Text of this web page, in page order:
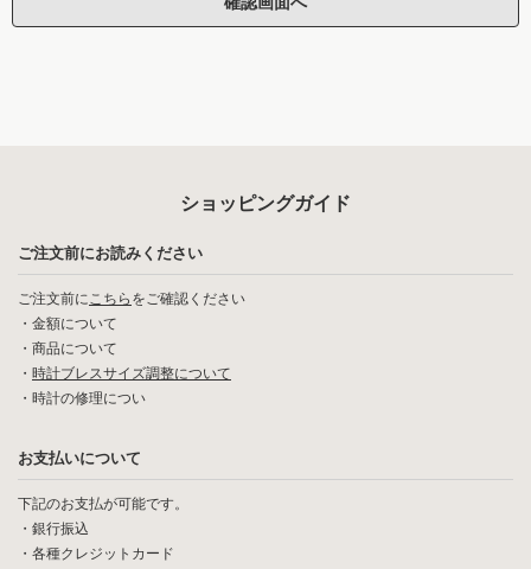
ショッピングガイド
ご注文前にお読みください
ご注文前にこちら をご確認ください
・ 金額について
・ 商品について
・ 時計ブレスサイズ調整について
・ 時計の修理につい
お支払いについて
下記のお支払が可能です。
・銀行振込
・各種クレジットカード